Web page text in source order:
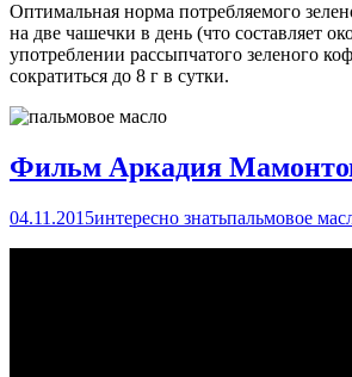
Оптимальная норма потребляемого
на две чашечки в день (что составляет
употреблении рассыпчатого зеленого
сократиться до 8 г в сутки.
Фильм Аркадия
04.11.2015интересно знатьпальмовое